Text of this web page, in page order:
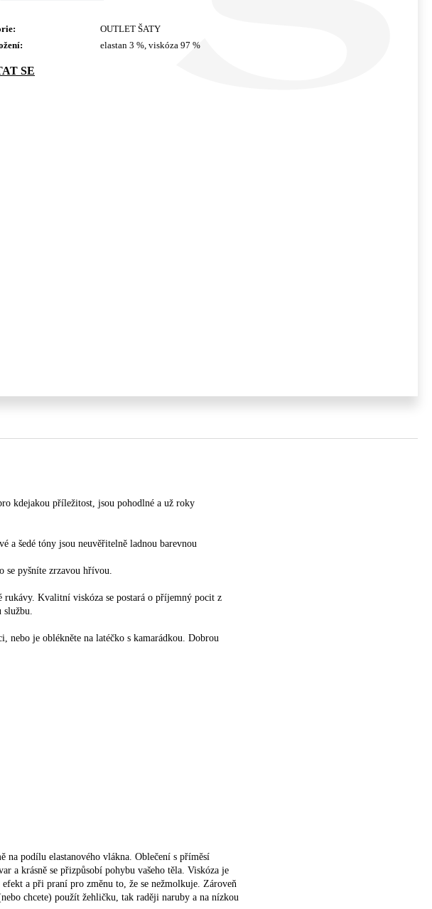
:
OUTLET ŠATY
: elastan 3 %, viskóza 97 %
kdejakou příležitost, jsou pohodlné a už roky
a šedé tóny jsou neuvěřitelně ladnou barevnou
se pyšníte zrzavou hřívou.
Kvalitní viskóza se postará o příjemný pocit z
nebo je oblékněte na latéčko s kamarádkou. Dobrou
na podílu elastanového vlákna. Oblečení s příměsí
a krásně se přizpůsobí pohybu vašeho těla. Viskóza je
a při praní pro změnu to, že se nežmolkuje. Zároveň
chcete) použít žehličku, tak raději naruby a na nízkou